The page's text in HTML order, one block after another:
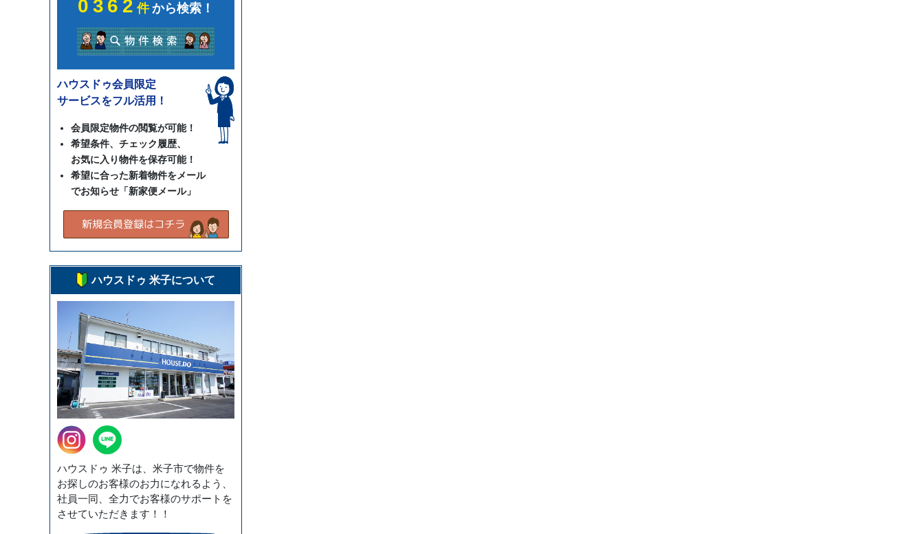
0362件から検索！
ハウスドゥ会員限定
サービスをフル活用！
会員限定物件の閲覧が可能！
希望条件、チェック履歴、
お気に入り物件を保存可能！
希望に合った新着物件をメール
でお知らせ「新家便メール」
ハウスドゥ 米子について
ハウスドゥ 米子は、米子市で物件を
お探しのお客様のお力になれるよう、
社員一同、全力でお客様のサポートを
させていただきます！！